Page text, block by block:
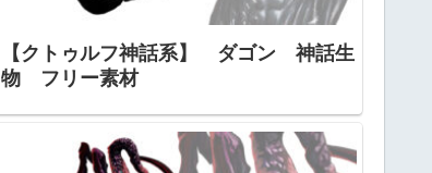
【クトゥルフ神話系】 ダゴン 神話生
物 フリー素材